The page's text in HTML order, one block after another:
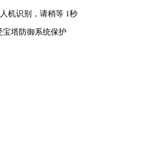
机识别，请稍等 1秒
宝塔防御系统保护